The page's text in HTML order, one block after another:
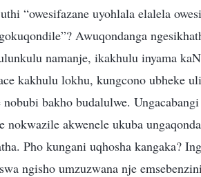
“owesifazane uyohlala elalela
Awuqondanga
namanje, ikakhulu inyama
kakhulu lokhu, kungcono ubheke
bakho budalulwe.
akwenele ukuba
Pho kungani uqhosha kangaka?
ngisho umzuzwana nje